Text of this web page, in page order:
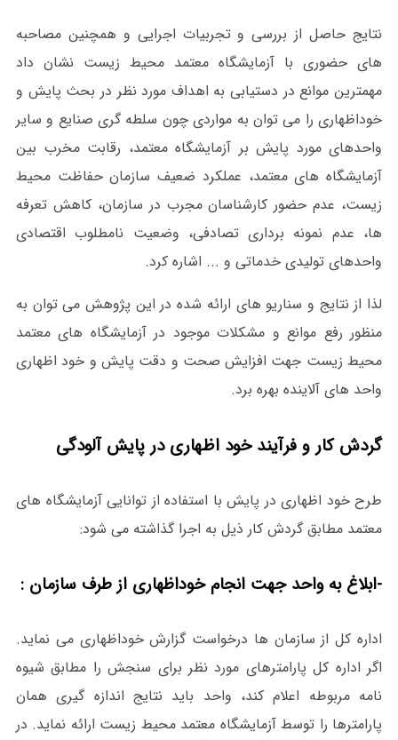
نتایج حاصل از بررسی و تجربیات اجرایی و همچنین مصاحبه
های حضوری با آزمایشگاه معتمد محیط زیست نشان داد
مهمترین موانع در دستیابی به اهداف مورد نظر در بحث پایش و
خوداظهاری را می توان به مواردی چون سلطه گری صنایع و سایر
واحدهای مورد پایش بر آزمایشگاه معتمد، رقابت مخرب بین
آزمایشگاه های معتمد، عملکرد ضعیف سازمان حفاظت محیط
زیست، عدم حضور کارشناسان مجرب در سازمان، کاهش تعرفه
ها، عدم نمونه برداری تصادفی، وضعیت نامطلوب اقتصادی
واحدهای تولیدی خدماتی و ... اشاره کرد.
لذا از نتایج و سناریو های ارائه شده در این پژوهش می توان به
منظور رفع موانع و مشکلات موجود در آزمایشگاه های معتمد
محیط زیست جهت افزایش صحت و دقت پایش و خود اظهاری
واحد های آلاینده بهره برد.
گردش کار و فرآیند خود اظهاری در پایش آلودگی
طرح خود اظهاری در پایش با استفاده از توانایی آزمایشگاه های
معتمد مطابق گردش کار ذیل به اجرا گذاشته می شود:
-ابلاغ به واحد جهت انجام خوداظهاری از طرف سازمان :
اداره کل از سازمان ها درخواست گزارش خوداظهاری می نماید.
اگر اداره کل پارامترهای مورد نظر برای سنجش را مطابق شیوه
نامه مربوطه اعلام کند، واحد باید نتایج اندازه گیری همان
پارامترها را توسط آزمایشگاه معتمد محیط زیست ارائه نماید. در